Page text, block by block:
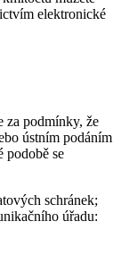
elektronické
za podmínky, že
ústním podáním
podobě se
schránek;
úřadu: